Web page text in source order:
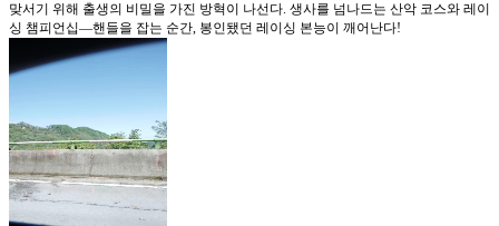
맞서기 위해 출생의 비밀을 가진 방혁이 나선다. 생사를 넘나드는 산악 코스와 레이
싱 챔피언십—핸들을 잡는 순간, 봉인됐던 레이싱 본능이 깨어난다!